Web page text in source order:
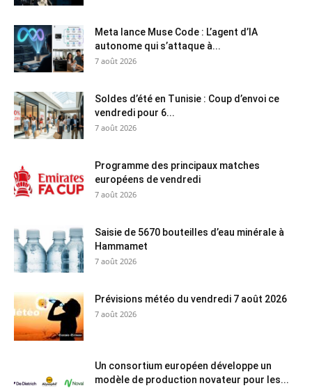
Meta lance Muse Code : L’agent d’IA
autonome qui s’attaque à...
7 août 2026
Soldes d’été en Tunisie : Coup d’envoi ce
vendredi pour 6...
7 août 2026
Programme des principaux matches
européens de vendredi
7 août 2026
Saisie de 5670 bouteilles d’eau minérale à
Hammamet
7 août 2026
Prévisions météo du vendredi 7 août 2026
7 août 2026
Un consortium européen développe un
modèle de production novateur pour les...